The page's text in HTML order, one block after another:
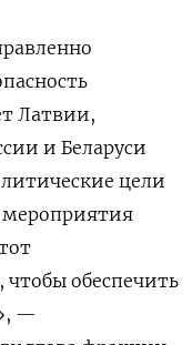
Латвии,
и Беларуси
цели
мероприятия
обеспечить
—